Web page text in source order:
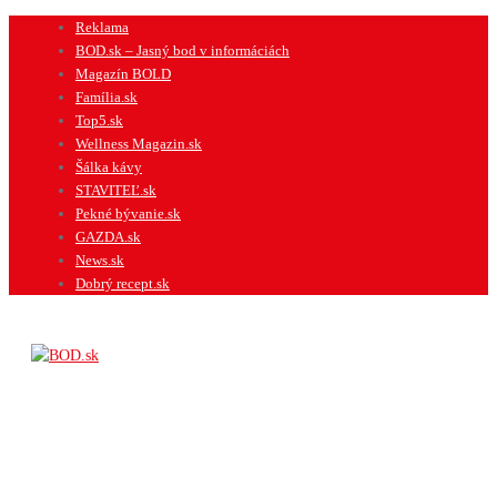
Preskočiť
Reklama
BOD.sk – Jasný bod v informáciách
Magazín BOLD
Família.sk
Top5.sk
Wellness Magazin.sk
Šálka kávy
STAVITEĽ.sk
Pekné bývanie.sk
GAZDA.sk
News.sk
Dobrý recept.sk